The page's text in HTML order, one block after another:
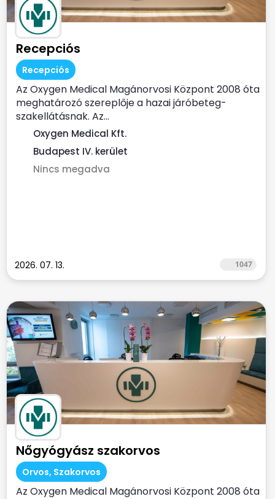
Recepciós
Recepciós
Az Oxygen Medical Magánorvosi Központ 2008 óta
meghatározó szereplője a hazai járóbeteg-
szakellátásnak. Az...
Oxygen Medical Kft.
Budapest IV. kerület
Nincs megadva
2026. 07. 13. 1047
Nőgyógyász szakorvos
Orvos, Szakorvos
Az Oxygen Medical Magánorvosi Központ 2008 óta